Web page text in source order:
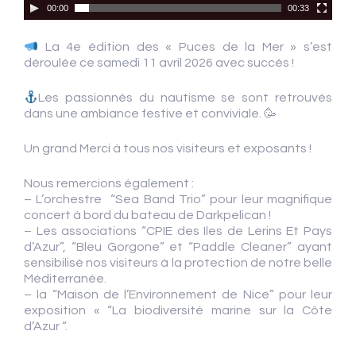
00:00 00:33
La 4e édition des « Puces de la Mer » s’est
déroulée ce samedi 11 avril 2026 avec succès !
Les passionnés du nautisme se sont retrouvés
dans une ambiance festive et conviviale. 🥳
Un grand Merci à tous nos visiteurs et exposants !
Nous remercions également :
– L’orchestre “Sea Band Trio” pour leur magnifique
concert à bord du bateau de Darkpelican !
– Les associations “CPIE des Iles de Lerins Et Pays
d’Azur”, “Bleu Gorgone” et “Paddle Cleaner” ayant
sensibilisé nos visiteurs à la protection de notre belle
Méditerranée.
– la “Maison de l’Environnement de Nice” pour leur
exposition « “La biodiversité marine sur la Côte
d’Azur “.